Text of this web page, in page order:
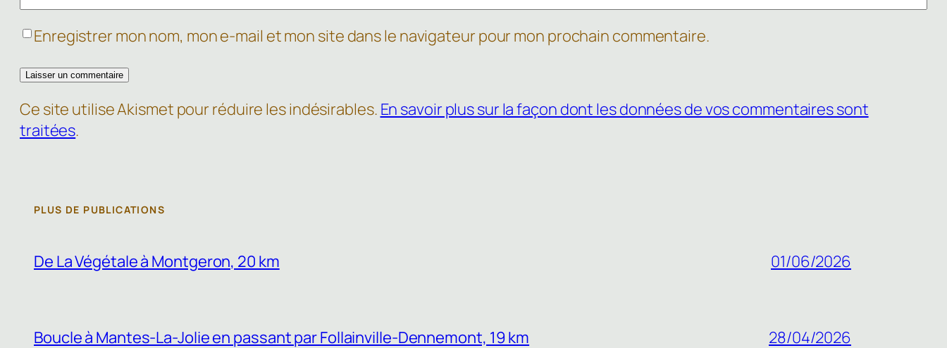
Enregistrer mon nom, mon e-mail et mon site dans le navigateur pour mon prochain commentaire.
Ce site utilise Akismet pour réduire les indésirables. En savoir plus sur la façon dont les données de vos commentaires sont
traitées.
PLUS DE PUBLICATIONS
De La Végétale à Montgeron, 20 km 01/06/2026
Boucle à Mantes-La-Jolie en passant par Follainville-Dennemont, 19 km 28/04/2026